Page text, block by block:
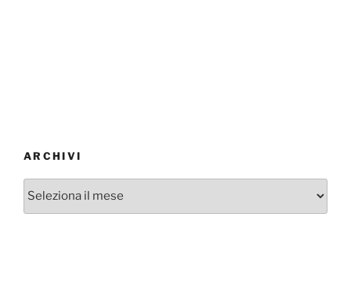
ARCHIVI
Archivi